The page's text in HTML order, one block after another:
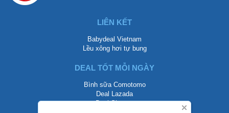
LIÊN KẾT
Babydeal Vietnam
Lều xông hơi tự bung
DEAL TỐT MỖI NGÀY
Bình sữa Comotomo
Deal Lazada
Deal Shopee